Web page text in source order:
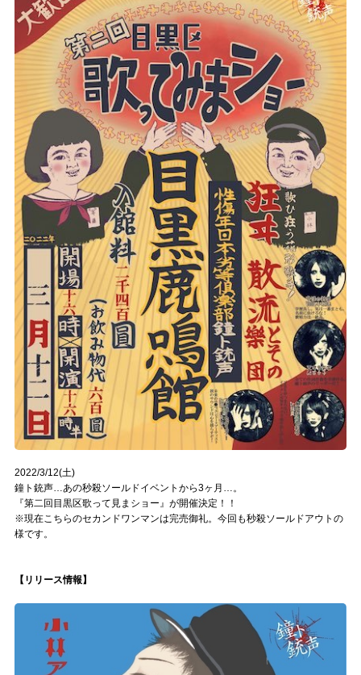
2022/3/12(土)
鐘ト銃声…あの秒殺ソールドイベントから3ヶ月…。
『第二回目黒区歌って見まショー』が開催決定！！
※現在こちらのセカンドワンマンは完売御礼。今回も秒殺ソールドアウトの
様です。
【リリース情報】